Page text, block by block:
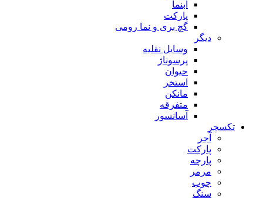
آبنما
پارکت
گچ بری و نما رومی
دیگر
وسایل نقلیه
پرسوناژ
حیوان
استخر
مانکن
متفرقه
آسانسور
تکسچر
آجر
پارکت
پارچه
مرمر
چوب
سنگ